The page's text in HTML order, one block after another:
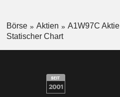
Börse Aktien A1W97C Aktie
Statischer Chart